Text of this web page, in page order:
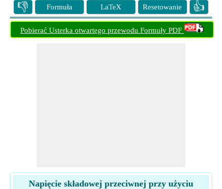
👎 Formuła LaTeX Resetowanie 👍
Pobierać Usterka otwartego przewodu Formuły PDF
Napięcie składowej przeciwnej przy użyciu